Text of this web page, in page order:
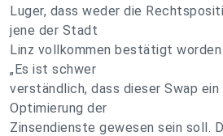
Luger, dass weder die
jene der Stadt
Linz vollkommen bestätigt
„Es ist schwer
verständlich, dass dieser Swap
Optimierung der
Zinsendienste gewesen sein soll.